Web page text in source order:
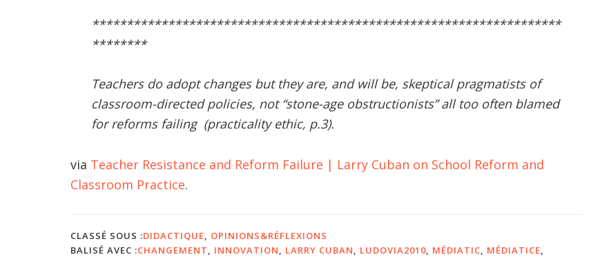
********************************************************************
********
Teachers do adopt changes but they are, and will be, skeptical pragmatists of
classroom-directed policies, not “stone-age obstructionists” all too often blamed
for reforms failing (practicality ethic, p.3).
via Teacher Resistance and Reform Failure | Larry Cuban on School Reform and
Classroom Practice.
CLASSÉ SOUS :DIDACTIQUE
OPINIONS&RÉFLEXIONS
BALISÉ AVEC :CHANGEMENT INNOVATION LARRY CUBAN LUDOVIA2010 MÉDIATIC MÉDIATICE